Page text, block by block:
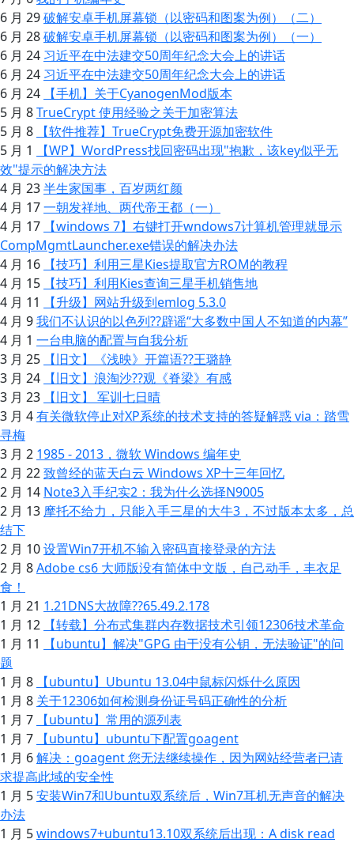
6 月 29破解安卓手机屏幕锁（以密码和图案为例）（二）
6 月 28破解安卓手机屏幕锁（以密码和图案为例）（一）
6 月 24 习近平在中法建交50周年纪念大会上的讲话
6 月 24 习近平在中法建交50周年纪念大会上的讲话
6 月 24
【手机】关于CyanogenMod版本
5 月 8TrueCrypt 使用经验之关于加密算法
5 月 8
【软件推荐】TrueCrypt免费开源加密软件
5 月 1
【WP】WordPress找回密码出现"抱歉，该key似乎无
效"提示的解决方法
4 月 23半生家国事，百岁两红颜
4 月 17一朝发祥地、两代帝王都（一）
4 月 17
【windows 7】右键打开wndows7计算机管理就显示
CompMgmtLauncher.exe错误的解决办法
4 月 16
【技巧】利用三星Kies提取官方ROM的教程
4 月 15
【技巧】利用Kies查询三星手机销售地
4 月 11
【升级】网站升级到emlog 5.3.0
4 月 9我们不认识的以色列??辟谣“大多数中国人不知道的内幕”
4 月 1 一台电脑的配置与自我分析
3 月 25
【旧文】《浅映》开篇语??王璐静
3 月 24
【旧文】浪淘沙??观《脊梁》有感
3 月 23
【旧文】 军训七日晴
3 月 4有关微软停止对XP系统的技术支持的答疑解惑 via：踏雪
寻梅
3 月 2 1985 - 2013，微软 Windows 编年史
2 月 22致曾经的蓝天白云 Windows XP十三年回忆
2 月 14 Note3入手纪实2：我为什么选择N9005
2 月 13 摩托不给力，只能入手三星的大牛3，不过版本太多，总
结下
2 月 10设置Win7开机不输入密码直接登录的方法
2 月 8Adobe cs6 大师版没有简体中文版，自己动手，丰衣足
食！
1 月 21 1.21DNS大故障??65.49.2.178
1 月 12
【转载】分布式集群内存数据技术引领12306技术革命
1 月 11
【ubuntu】解决"GPG 由于没有公钥，无法验证"的问
题
1 月 8
【ubuntu】Ubuntu 13.04中鼠标闪烁什么原因
1 月 8 关于12306如何检测身份证号码正确性的分析
1 月 7
【ubuntu】常用的源列表
1 月 7
【ubuntu】ubuntu下配置goagent
1 月 6解决：goagent 您无法继续操作，因为网站经营者已请
求提高此域的安全性
1 月 5安装Win7和Ubuntu双系统后，Win7耳机无声音的解决
办法
1 月 5windows7+ubuntu13.10双系统后出现：A disk read